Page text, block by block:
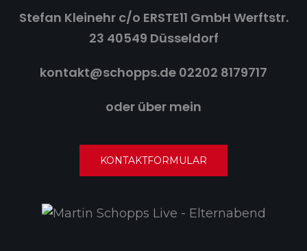
Stefan Kleinehrc/o ERSTE11 GmbH Werftstr.
23 40549 Düsseldorf
kontakt@schopps.de 02202 8179717
oder über mein
KONTAKTFORMULAR